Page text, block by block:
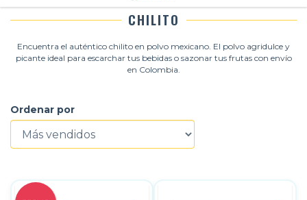
CHILITO
Encuentra el auténtico chilito en polvo mexicano. El polvo agridulce y
picante ideal para escarchar tus bebidas o sazonar tus frutas con envío
en Colombia.
Ordenar por